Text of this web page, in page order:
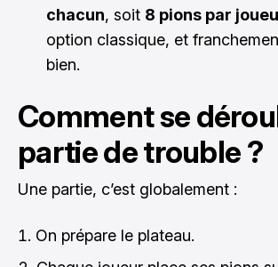
chacun, soit 8 pions par
option classique, et
bien.
Comment se
partie de trouble ?
Une partie, c’est globalement :
On prépare le plateau.